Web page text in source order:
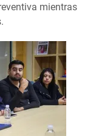
mientras